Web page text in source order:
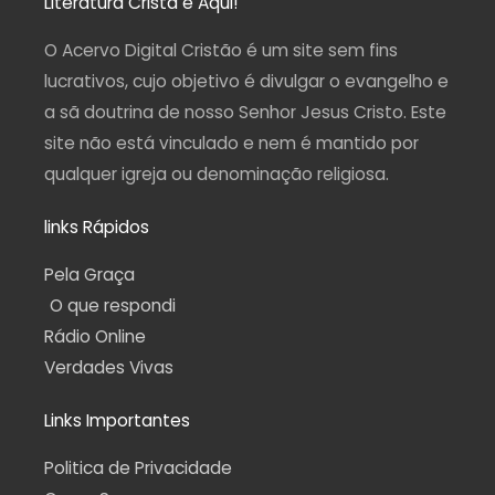
g
a
m
o
k
-
f
b r
m
a
p
O Acervo Digital Cristão é um site sem fins
lucrativos, cujo objetivo é divulgar o evangelho e
a sã doutrina de nosso Senhor Jesus Cristo. Este
site não está vinculado e nem é mantido por
qualquer igreja ou denominação religiosa.
links Rápidos
Pela Graça
O que respondi
Rádio Online
Verdades Vivas
Links Importantes
Politica de Privacidade